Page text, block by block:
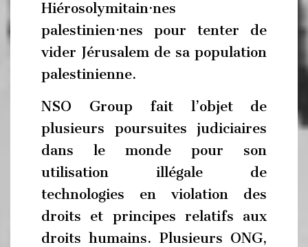
Hiérosolymitain·nes
palestinien·nes pour tenter de
vider Jérusalem de sa population
palestinienne.
NSO Group fait l’objet de
plusieurs poursuites judiciaires
dans le monde pour son
utilisation illégale de
technologies en violation des
droits et principes relatifs aux
droits humains. Plusieurs ONG,